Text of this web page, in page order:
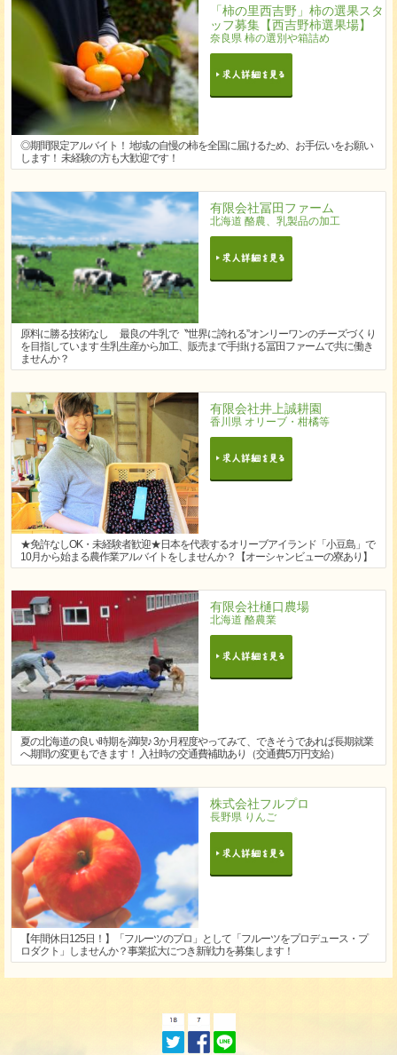
「柿の里西吉野」柿の選果スタ
ッフ募集【西吉野柿選果場】
奈良県 柿の選別や箱詰め
◎期間限定アルバイト！ 地域の自慢の柿を全国に届けるため、お手伝いをお願い
します！ 未経験の方も大歓迎です！
有限会社冨田ファーム
北海道 酪農、乳製品の加工
原料に勝る技術なし 最良の牛乳で〝世界に誇れる”オンリーワンのチーズづくり
を目指しています 生乳生産から加工、販売まで手掛ける冨田ファームで共に働き
ませんか？
有限会社井上誠耕園
香川県 オリーブ・柑橘等
★免許なしOK・未経験者歓迎★日本を代表するオリーブアイランド「小豆島」で
10月から始まる農作業アルバイトをしませんか？【オーシャンビューの寮あり】
有限会社樋口農場
北海道 酪農業
夏の北海道の良い時期を満喫♪ 3か月程度やってみて、できそうであれば長期就業
へ期間の変更もできます！ 入社時の交通費補助あり（交通費5万円支給）
株式会社フルプロ
長野県 りんご
【年間休日125日！】「フルーツのプロ」として「フルーツをプロデュース・プ
ロダクト」しませんか？事業拡大につき新戦力を募集します！